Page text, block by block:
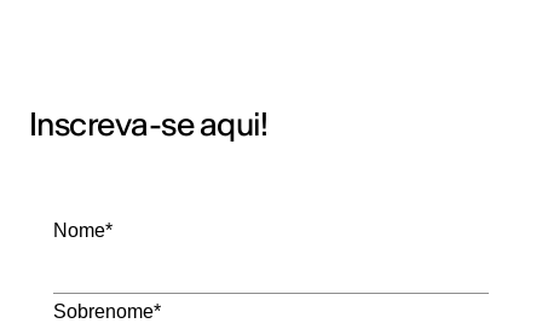
Inscreva-se aqui!
Nome*
Sobrenome*